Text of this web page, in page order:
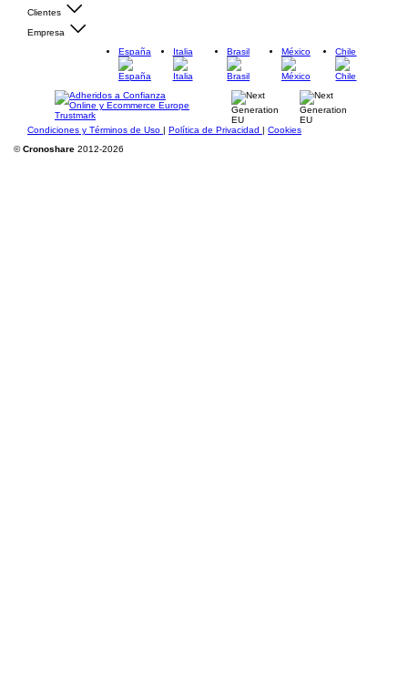
Clientes
Empresa
España
Italia Brasil México Chile
Condiciones y Términos de Uso | Política de Privacidad | Cookies
©Cronoshare 2012-2026